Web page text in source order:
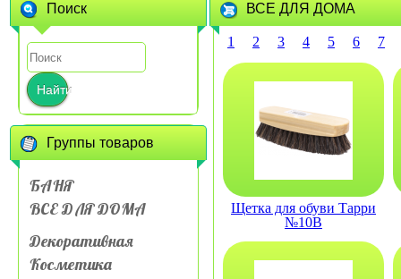
Поиск
Найти
Группы товаров
БАНЯ
ВСЕ ДЛЯ ДОМА
Декоративная
Косметика
ВСЕ ДЛЯ ДОМА
1 2 3 4 5 6 7
Щетка для обуви Тарри
№10В